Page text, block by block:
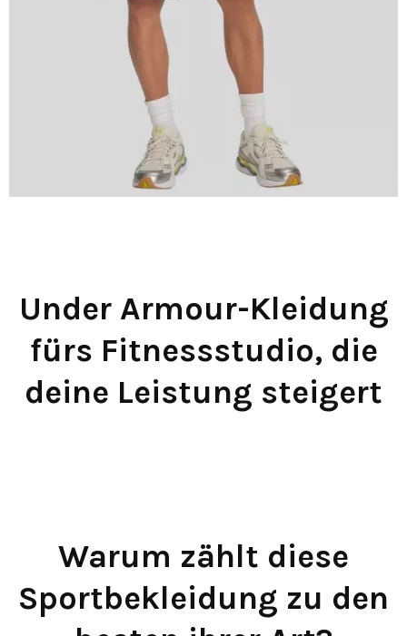
Under Armour-Kleidung
fürs Fitnessstudio, die
deine Leistung steigert
Warum zählt diese
Sportbekleidung zu den